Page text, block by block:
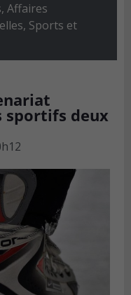
,Affaires
, Sports et
sportifs deux